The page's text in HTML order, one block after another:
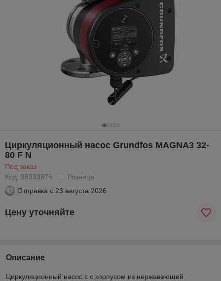
Циркуляционный насос Grundfos MAGNA3 32-
80 F N
Под заказ
Код: 98333876
Розница
Отправка с 23 августа 2026
Цену уточняйте
Описание
Циркуляционный насос c с корпусом из нержавеющей